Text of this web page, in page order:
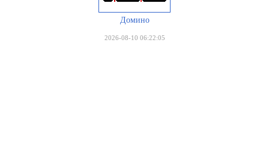
Домино
2026-08-10 06:22:05